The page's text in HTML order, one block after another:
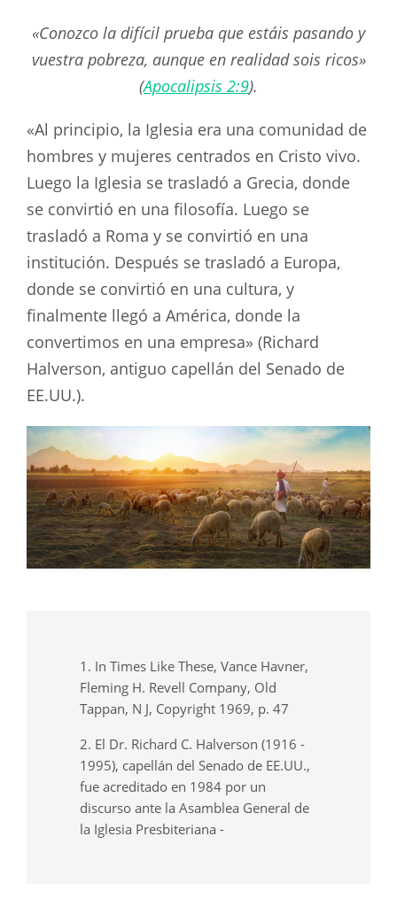
«Conozco la difícil prueba que estáis pasando y
vuestra pobreza, aunque en realidad sois ricos»
(Apocalipsis 2:9).
«Al principio, la Iglesia era una comunidad de
hombres y mujeres centrados en Cristo vivo.
Luego la Iglesia se trasladó a Grecia, donde
se convirtió en una filosofía. Luego se
trasladó a Roma y se convirtió en una
institución. Después se trasladó a Europa,
donde se convirtió en una cultura, y
finalmente llegó a América, donde la
convertimos en una empresa» (Richard
Halverson, antiguo capellán del Senado de
EE.UU.).
1. In Times Like These, Vance Havner,
Fleming H. Revell Company, Old
Tappan, N J, Copyright 1969, p. 47
2. El Dr. Richard C. Halverson (1916 -
1995), capellán del Senado de EE.UU.,
fue acreditado en 1984 por un
discurso ante la Asamblea General de
la Iglesia Presbiteriana -